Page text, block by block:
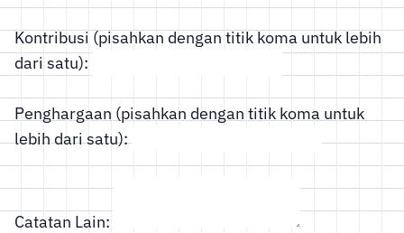
Kontribusi (pisahkan dengan titik koma untuk lebih
dari satu):
Penghargaan (pisahkan dengan titik koma untuk
lebih dari satu):
Catatan Lain: